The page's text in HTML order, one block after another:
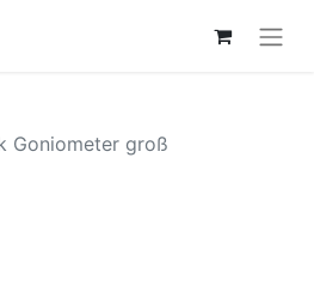
Goniometer groß